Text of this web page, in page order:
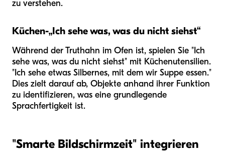
zu verstehen.
Küchen-„Ich sehe was, was du nicht siehst“
Während der Truthahn im Ofen ist, spielen Sie "Ich
sehe was, was du nicht siehst" mit Küchenutensilien.
"Ich sehe etwas Silbernes, mit dem wir Suppe essen."
Dies zielt darauf ab, Objekte anhand ihrer Funktion
zu identifizieren, was eine grundlegende
Sprachfertigkeit ist.
"Smarte Bildschirmzeit" integrieren